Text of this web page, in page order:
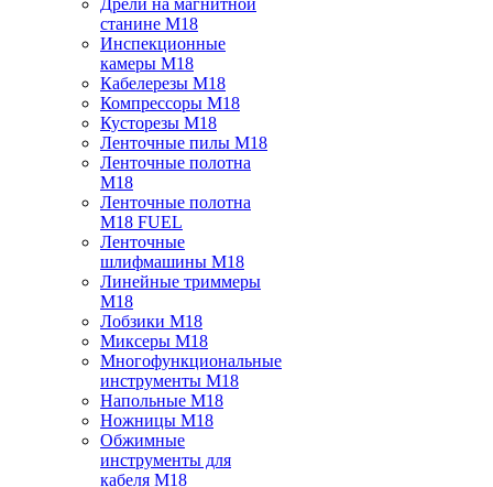
Дрели на магнитной
станине M18
Инспекционные
камеры M18
Кабелерезы M18
Компрессоры M18
Кусторезы M18
Ленточные пилы M18
Ленточные полотна
M18
Ленточные полотна
M18 FUEL
Ленточные
шлифмашины M18
Линейные триммеры
M18
Лобзики M18
Миксеры M18
Многофункциональные
инструменты M18
Напольные M18
Ножницы M18
Обжимные
инструменты для
кабеля M18